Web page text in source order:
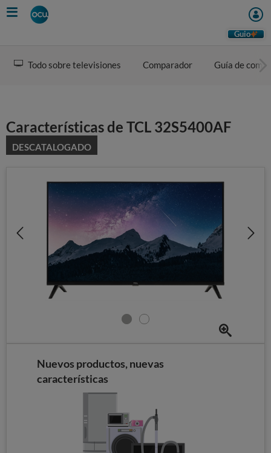
Skip
to
Guio
Todo sobre televisiones Comparador Guía de
Características de TCL 32S5400AF
DESCATALOGADO
Nuevos productos, nuevas
características